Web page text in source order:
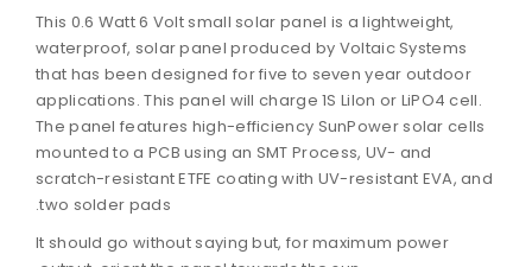
This 0.6 Watt 6 Volt small solar panel is a lightweight,
waterproof, solar panel produced by Voltaic Systems
that has been designed for five to seven year outdoor
applications. This panel will charge 1S LiIon or LiPO4 cell.
The panel features high-efficiency SunPower solar cells
mounted to a PCB using an SMT Process, UV- and
scratch-resistant ETFE coating with UV-resistant EVA, and
two solder pads.
It should go without saying but, for maximum power